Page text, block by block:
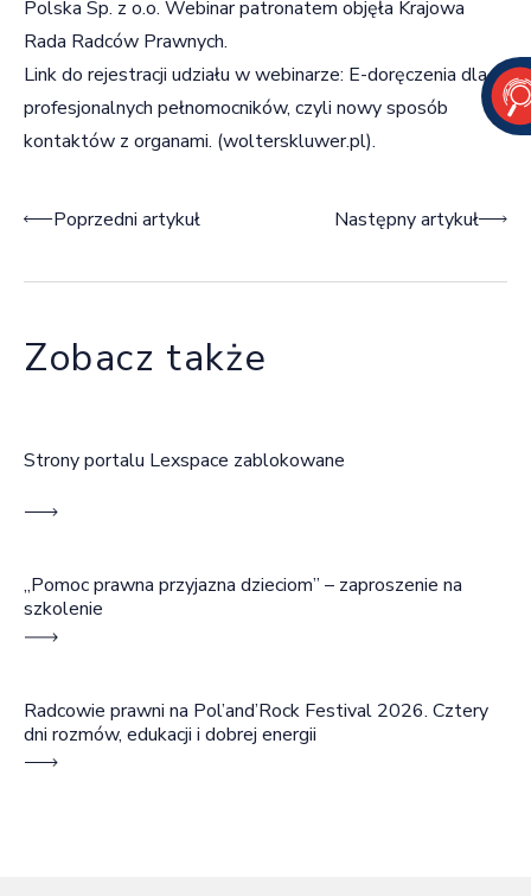
Polska Sp. z o.o. Webinar patronatem objęła Krajowa
Rada Radców Prawnych.
Link do rejestracji udziału w webinarze: E-doręczenia dla
profesjonalnych pełnomocników, czyli nowy sposób
kontaktów z organami. (wolterskluwer.pl).
Nawigacja wpisu
Poprzedni artykuł Następny artykuł
Zobacz także
Strony portalu Lexspace zablokowane
„Pomoc prawna przyjazna dzieciom” – zaproszenie na
szkolenie
Radcowie prawni na Pol’and’Rock Festival 2026. Cztery
dni rozmów, edukacji i dobrej energii